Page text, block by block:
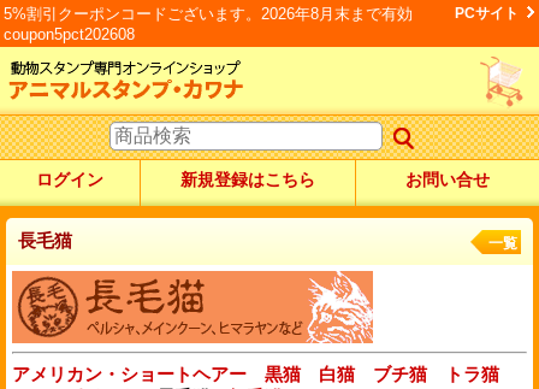
5%割引クーポンコードございます。2026年8月末まで有効
coupon5pct202608
PCサイト
ログイン 新規登録はこちら お問い合せ
長毛猫
アメリカン・ショートヘアー 黒猫 白猫 ブチ猫
トラ猫
一覧